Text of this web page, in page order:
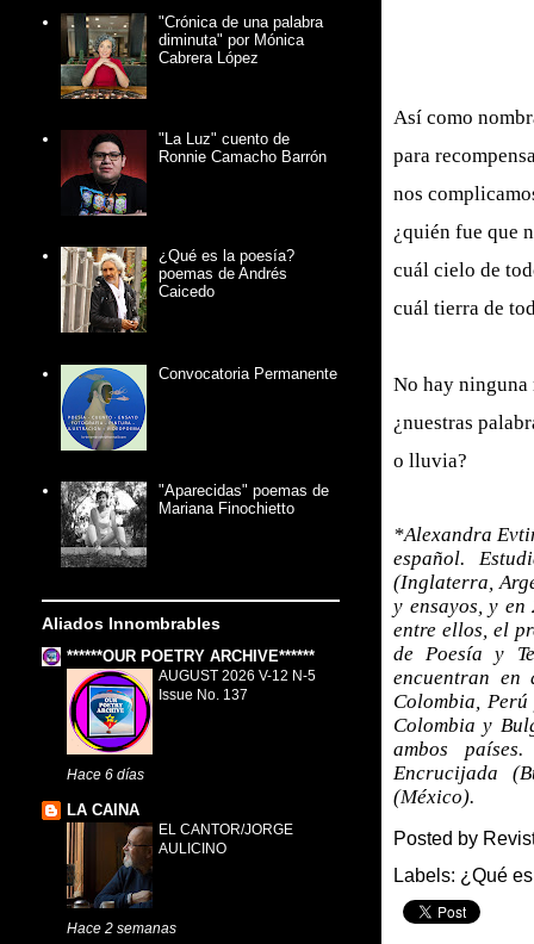
Así como
para
nos
¿quién fue que
cuál cielo de
cuál tierra de
No hay ninguna
¿nuestras
o lluvia?
*Alexandra
español.
(Inglaterra,
y ensayos, y
entre ellos, el
de Poesía y
encuentran en
Colombia,
Colombia y
ambos
Encrucijada
(México).
Posted by
Labels: ¿Qué
"Crónica de una palabra
diminuta" por Mónica
Cabrera López
"La Luz" cuento de
Ronnie Camacho Barrón
¿Qué es la poesía?
poemas de Andrés
Caicedo
Convocatoria Permanente
"Aparecidas" poemas de
Mariana Finochietto
Aliados Innombrables
******OUR POETRY ARCHIVE******
AUGUST 2026 V-12 N-5
Issue No. 137
Hace 6 días
LA CAINA
EL CANTOR/JORGE
AULICINO
Hace 2 semanas